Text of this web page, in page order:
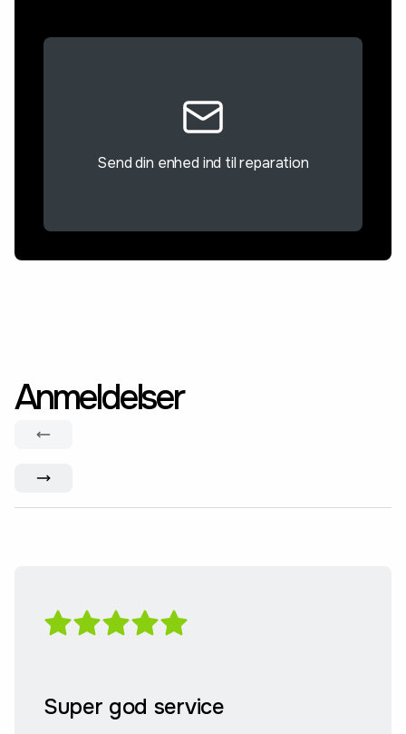
Send din enhed ind til reparation
Anmeldelser
Super god service